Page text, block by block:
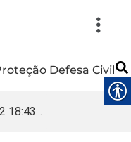
Defesa Civil
18:43...